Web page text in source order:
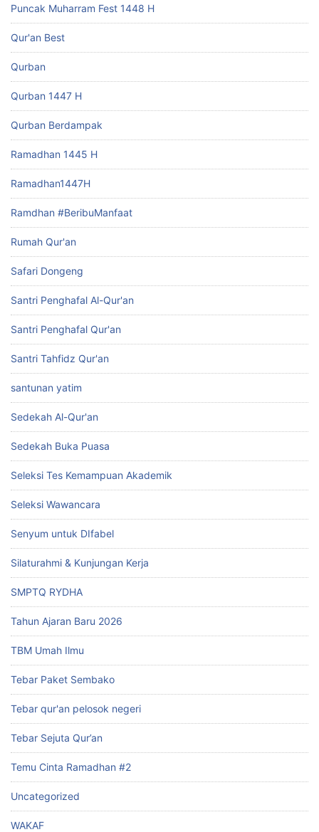
Puncak Muharram Fest 1448 H
Qur'an Best
Qurban
Qurban 1447 H
Qurban Berdampak
Ramadhan 1445 H
Ramadhan1447H
Ramdhan #BeribuManfaat
Rumah Qur'an
Safari Dongeng
Santri Penghafal Al-Qur'an
Santri Penghafal Qur'an
Santri Tahfidz Qur'an
santunan yatim
Sedekah Al-Qur'an
Sedekah Buka Puasa
Seleksi Tes Kemampuan Akademik
Seleksi Wawancara
Senyum untuk DIfabel
Silaturahmi & Kunjungan Kerja
SMPTQ RYDHA
Tahun Ajaran Baru 2026
TBM Umah Ilmu
Tebar Paket Sembako
Tebar qur'an pelosok negeri
Tebar Sejuta Qur’an
Temu Cinta Ramadhan #2
Uncategorized
WAKAF